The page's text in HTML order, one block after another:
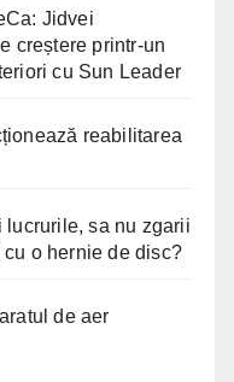
Jidvei
creștere printr-un
cu Sun Leader
reabilitarea
lucrurile, sa nu zgarii
o hernie de disc?
de aer